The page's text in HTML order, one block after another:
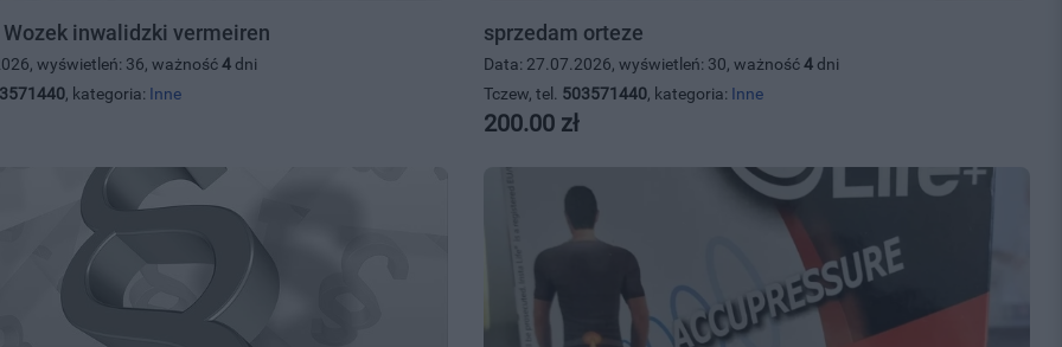
inwalidzki vermeiren
wyświetleń: 36, ważność4dni
, kategoria: Inne
sprzedam orteze
Data: 27.07.2026, wyświetleń: 30, ważność4dni
Tczew, tel. 503571440, kategoria: Inne
200.00 zł